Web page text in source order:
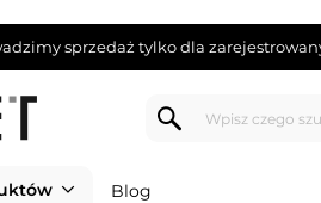
sprzedaż tylko dla
Blog